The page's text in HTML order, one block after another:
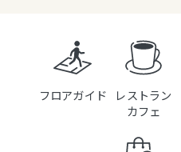
フロアガイド
レストラン
カフェ